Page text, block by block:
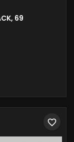
69
favorite_border